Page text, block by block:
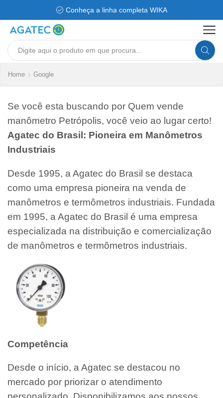
Conheça a linha completa WIKA
Search
Home Google
Se você esta buscando por Quem vende
manômetro Petrópolis, você veio ao lugar certo!
Agatec do Brasil: Pioneira em Manômetros
Industriais
Desde 1995, a Agatec do Brasil se destaca
como uma empresa pioneira na venda de
manômetros e termômetros industriais. Fundada
em 1995, a Agatec do Brasil é uma empresa
especializada na distribuição e comercialização
de manômetros e termômetros industriais.
Competência
Desde o início, a Agatec se destacou no
mercado por priorizar o atendimento